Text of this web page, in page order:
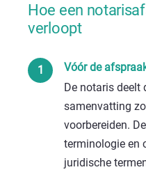
Hoe een
verloopt
Vóór de
De notaris deelt
samenvatting
voorbereiden.
terminologie en
juridische